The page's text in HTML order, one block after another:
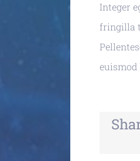
Integer
fringilla
euismod